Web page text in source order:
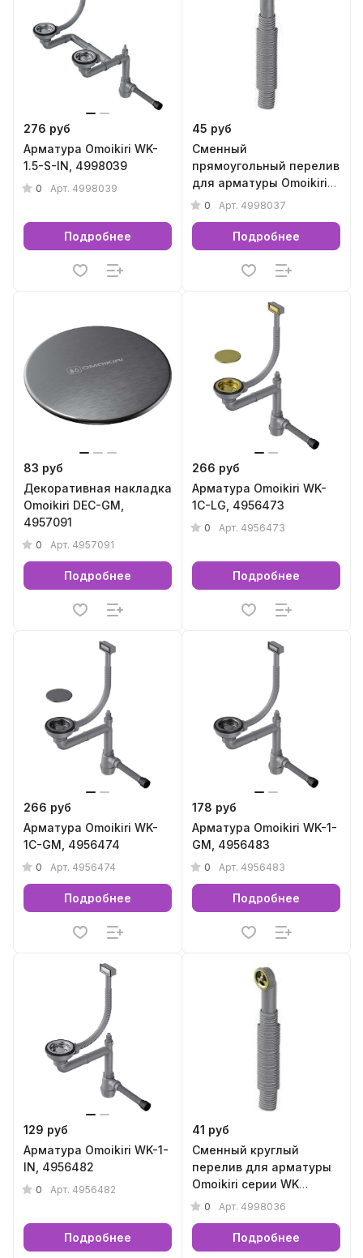
276 руб
Арматура Omoikiri WK-
1.5-S-IN, 4998039
0 Арт. 4998039
Подробнее
45 руб
Сменный
прямоугольный перелив
для арматуры Omoikiri
серии WK (античная
0 Арт. 4998037
Подробнее
83 руб
Декоративная накладка
Omoikiri DEC-GM,
4957091
0 Арт. 4957091
Подробнее
266 руб
Арматура Omoikiri WK-
1C-LG, 4956473
0 Арт. 4956473
Подробнее
266 руб
Арматура Omoikiri WK-
1C-GM, 4956474
0 Арт. 4956474
Подробнее
178 руб
Арматура Omoikiri WK-1-
GM, 4956483
0 Арт. 4956483
Подробнее
129 руб
Арматура Omoikiri WK-1-
IN, 4956482
0 Арт. 4956482
Подробнее
41 руб
Сменный круглый
перелив для арматуры
Omoikiri серии WK
(светлое золото),
0 Арт. 4998036
Подробнее